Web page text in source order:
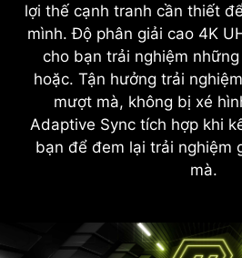
lợi thế cạnh tranh cần thiết
mình. Độ phân giải cao 4K
cho bạn trải nghiệm
hoặc. Tận hưởng trải
mượt mà, không bị xé
Adaptive Sync tích hợp khi
bạn để đem lại trải nghiệm
mà.